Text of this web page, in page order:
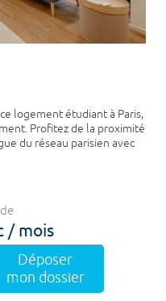
logement étudiant à Paris,
Profitez de la proximité
du réseau parisien avec
/ mois
Déposer
mon dossier